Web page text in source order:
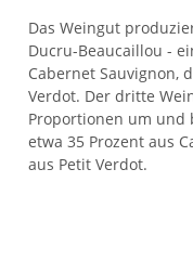
Das Weingut
Ducru-Beaucaillou -
Cabernet Sauvignon,
Verdot. Der dritte
Proportionen um und
etwa 35 Prozent aus
aus Petit Verdot.